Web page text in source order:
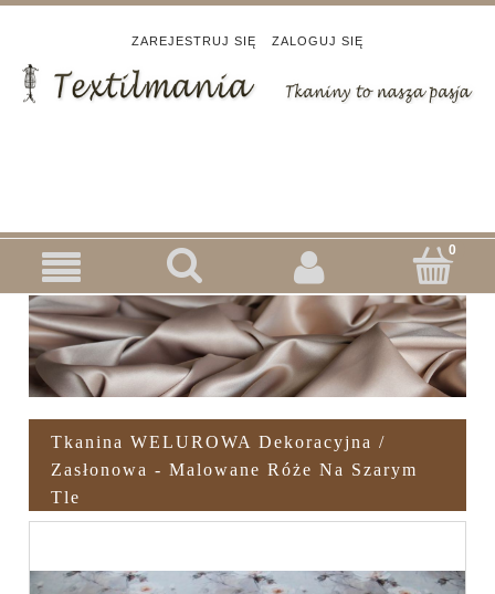
ZAREJESTRUJ SIĘ ZALOGUJ SIĘ
Tkanina WELUROWA Dekoracyjna /
Zasłonowa - Malowane Róże Na Szarym
Tle